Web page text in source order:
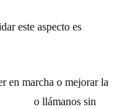
este aspecto es
en marcha o mejorar la
o llámanos sin